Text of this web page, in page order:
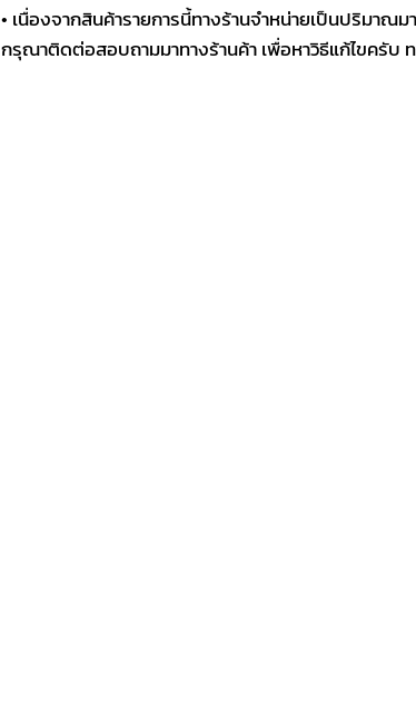
• เนื่องจากสินค้ารายการนี้ทางร้านจำหน่ายเป็นปริมา
กรุณาติดต่อสอบถามมาทางร้านค้า เพื่อหาวิธีแก้ไขครับ